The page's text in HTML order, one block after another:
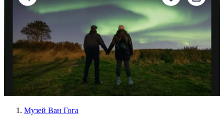
Музей Ван Гога